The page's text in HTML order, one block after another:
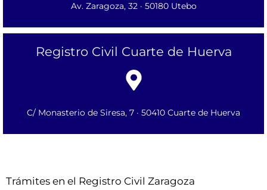
Av. Zaragoza, 32 · 50180 Utebo
Registro Civil Cuarte de Huerva
C/ Monasterio de Siresa, 7 · 50410 Cuarte de Huerva
Trámites en el Registro Civil Zaragoza